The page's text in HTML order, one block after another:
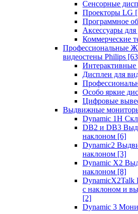
Сенсорные
Проекторы LG
Программное
Аксессуары
Коммерческие
Профессиональные
видеостены Philips
Интерактивные
Дисплеи для
Особо яркие
Цифровые
Выдвижные
Dynamic 1Н
DB2 и DB3
наклоном [6]
Dynamic2
наклоном [3]
Dynamic X2
наклоном [8]
с наклоном и
[2]
Dynamic 3